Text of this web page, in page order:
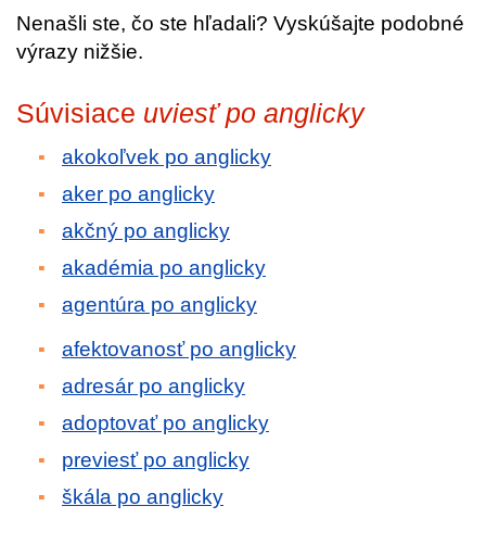
Nenašli ste, čo ste hľadali? Vyskúšajte podobné
výrazy nižšie.
Súvisiace uviesť po anglicky
akokoľvek po anglicky
aker po anglicky
akčný po anglicky
akadémia po anglicky
agentúra po anglicky
afektovanosť po anglicky
adresár po anglicky
adoptovať po anglicky
previesť po anglicky
škála po anglicky